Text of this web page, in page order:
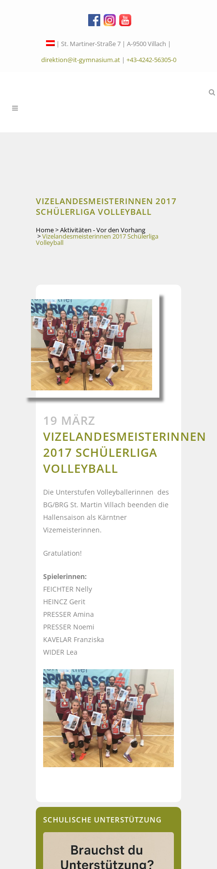
| St. Martiner-Straße 7 | A-9500 Villach |
direktion@it-gymnasium.at| +43-4242-56305-0
VIZELANDESMEISTERINNEN 2017
SCHÜLERLIGA VOLLEYBALL
Home>Aktivitäten - Vor den Vorhang
>Vizelandesmeisterinnen 2017 Schülerliga
Volleyball
19 MÄRZ
VIZELANDESMEISTERINNEN
2017 SCHÜLERLIGA
VOLLEYBALL
Die Unterstufen Volleyballerinnen des
BG/BRG St. Martin Villach beenden die
Hallensaison als Kärntner
Vizemeisterinnen.
Gratulation!
Spielerinnen:
FEICHTER Nelly
HEINCZ Gerit
PRESSER Amina
PRESSER Noemi
KAVELAR Franziska
WIDER Lea
SCHULISCHE UNTERSTÜTZUNG